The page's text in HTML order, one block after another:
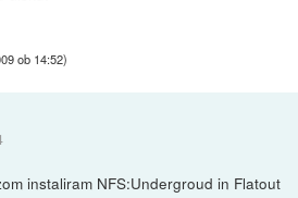
ob 14:52)
instaliram NFS:Undergroud in Flatout